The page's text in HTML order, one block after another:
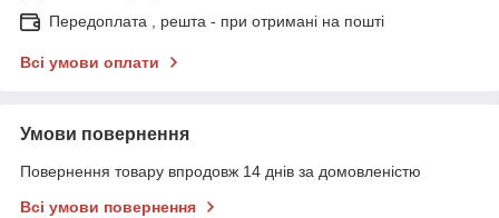
Передоплата , решта - при отримані на пошті
Всі умови оплати
Умови повернення
Повернення товару впродовж 14 днів за домовленістю
Всі умови повернення